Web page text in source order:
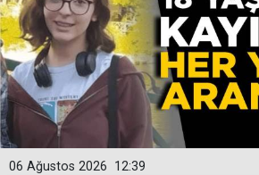
12:39
06 Ağustos 2026